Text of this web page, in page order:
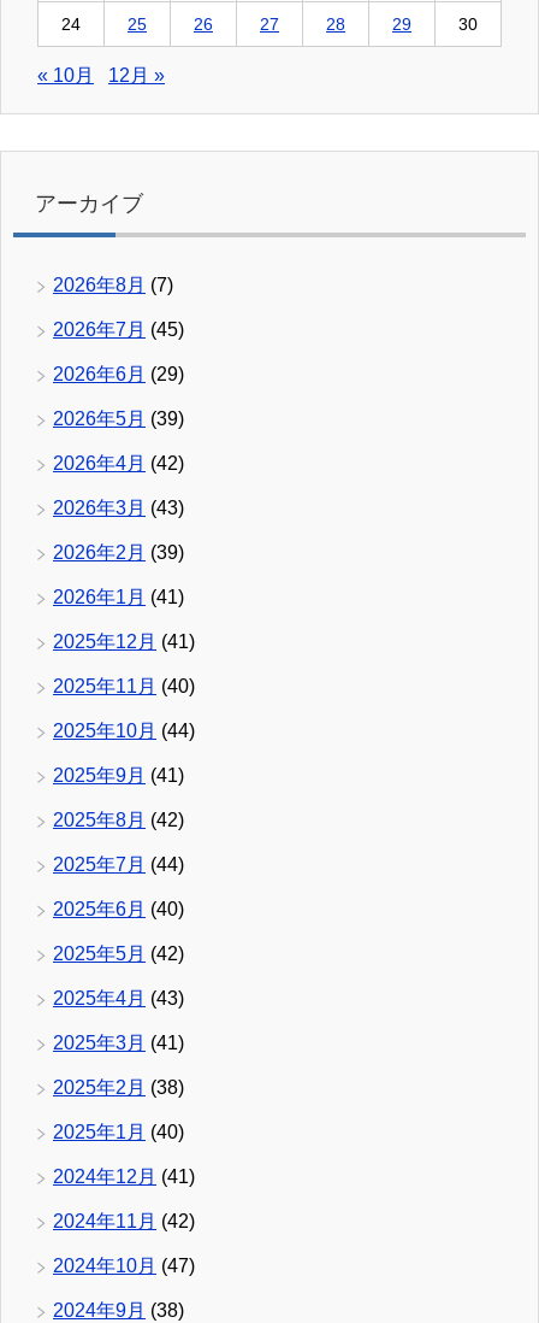
24 25 26 27 28 29 30
« 10月 12月 »
アーカイブ
2026年8月 (7)
2026年7月 (45)
2026年6月 (29)
2026年5月 (39)
2026年4月 (42)
2026年3月 (43)
2026年2月 (39)
2026年1月 (41)
2025年12月 (41)
2025年11月 (40)
2025年10月 (44)
2025年9月 (41)
2025年8月 (42)
2025年7月 (44)
2025年6月 (40)
2025年5月 (42)
2025年4月 (43)
2025年3月 (41)
2025年2月 (38)
2025年1月 (40)
2024年12月 (41)
2024年11月 (42)
2024年10月 (47)
2024年9月 (38)